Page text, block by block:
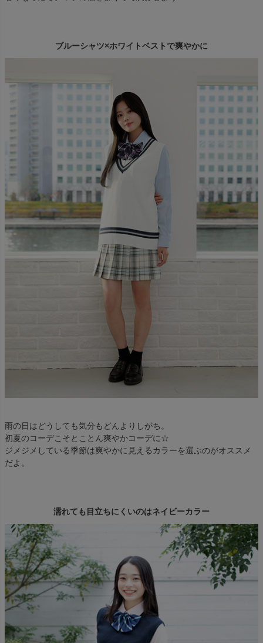
ブルーシャツ×ホワイトベストで爽やかに
雨の日はどうしても気分もどんよりしがち。
初夏のコーデこそとことん爽やかコーデに☆
ジメジメしている季節は爽やかに見えるカラーを選ぶのがオススメ
だよ。
濡れても目立ちにくいのはネイビーカラー